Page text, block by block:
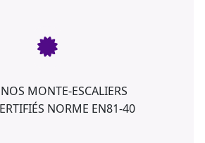
MONTE-ESCALIERS
NORME EN81-40